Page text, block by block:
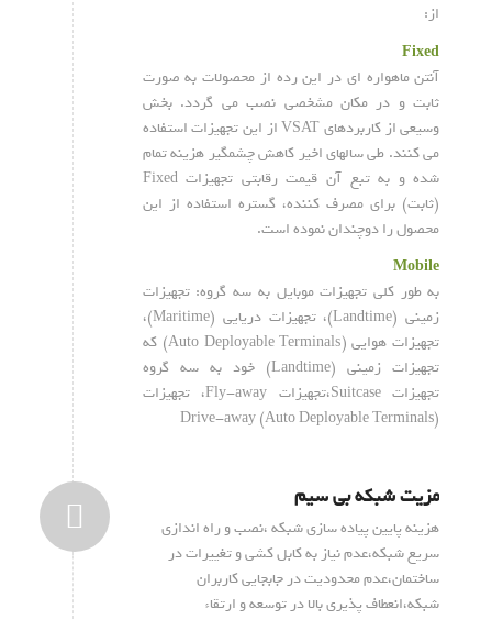
از:
Fixed
آنتن ماهواره ای در این رده از محصولات به صورت
ثابت و در مکان مشخصی نصب می گردد. بخش
وسیعی از کاربردهای VSAT از این تجهیزات استفاده
می کنند. طی سالهای اخیر کاهش چشمگیر هزینه تمام
شده و به تبع آن قیمت رقابتی تجهیزات Fixed
(ثابت) برای مصرف کننده، گستره استفاده از این
محصول را دوچندان نموده است.
Mobile
به طور کلی تجهیزات موبایل به سه گروه: تجهیزات
زمینی (Landtime)، تجهیزات دریایی (Maritime)،
تجهیزات هوایی (Auto Deployable Terminals) که
تجهیزات زمینی (Landtime) خود به سه گروه
تجهیزات Suitcase،تجهیزات Fly-away، تجهیزات
(Drive-away (Auto Deployable Terminals
مزیت شبکه بی سیم
هزینه پایین پیاده سازی شبکه ،نصب و راه اندازی
سریع شبکه،عدم نیاز به کابل کشی و تغییرات در
ساختمان،عدم محدودیت در جابجایی کاربران
شبکه،انعطاف پذیری بالا در توسعه و ارتقاء